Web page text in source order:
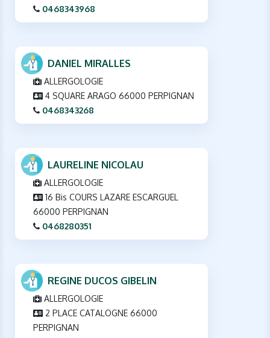
0468343968
DANIEL MIRALLES
ALLERGOLOGIE
4 SQUARE ARAGO 66000 PERPIGNAN
0468343268
LAURELINE NICOLAU
ALLERGOLOGIE
16 Bis COURS LAZARE ESCARGUEL
66000 PERPIGNAN
0468280351
REGINE DUCOS GIBELIN
ALLERGOLOGIE
2 PLACE CATALOGNE 66000
PERPIGNAN